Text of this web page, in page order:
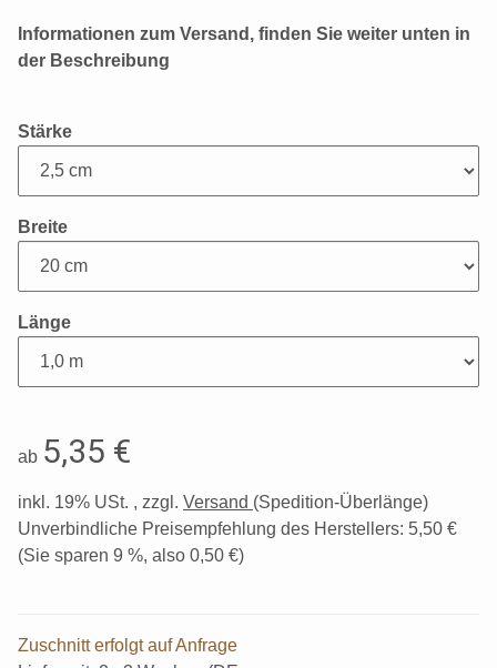
Informationen zum Versand, finden Sie weiter unten in
der Beschreibung
Stärke
Breite
Länge
ab 5,35 €
inkl. 19% USt. , zzgl. Versand (Spedition-Überlänge)
Unverbindliche Preisempfehlung des Herstellers: 5,50 €
(Sie sparen 9 %, also 0,50 €)
Zuschnitt erfolgt auf Anfrage